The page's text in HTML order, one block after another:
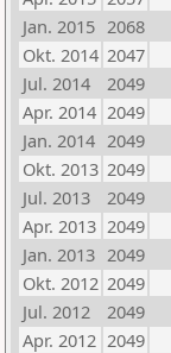
Jan. 2015 2068
Okt. 2014 2047
Jul. 2014
2049
Apr. 2014 2049
Jan. 2014 2049
Okt. 2013 2049
Jul. 2013
2049
Apr. 2013 2049
Jan. 2013 2049
Okt. 2012 2049
Jul. 2012
2049
Apr. 2012 2049